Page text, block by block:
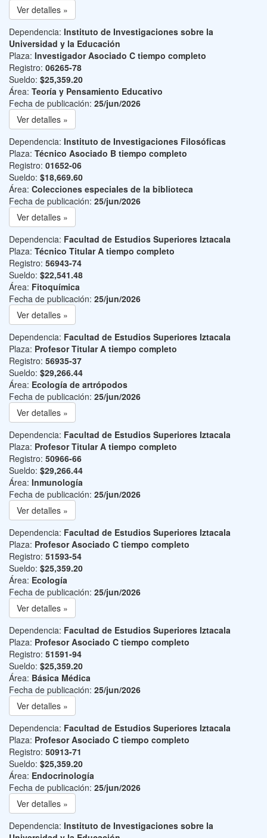
Ver detalles »
Dependencia: Instituto de Investigaciones sobre la
Universidad y la Educación
Plaza: Investigador Asociado C tiempo completo
Registro: 06265-78
Sueldo: $25,359.20
Área: Teoría y Pensamiento Educativo
Fecha de publicación: 25/jun/2026
Ver detalles »
Dependencia: Instituto de Investigaciones Filosóficas
Plaza: Técnico Asociado B tiempo completo
Registro: 01652-06
Sueldo: $18,669.60
Área: Colecciones especiales de la biblioteca
Fecha de publicación: 25/jun/2026
Ver detalles »
Dependencia: Facultad de Estudios Superiores Iztacala
Plaza: Técnico Titular A tiempo completo
Registro: 56943-74
Sueldo: $22,541.48
Área: Fitoquímica
Fecha de publicación: 25/jun/2026
Ver detalles »
Dependencia: Facultad de Estudios Superiores Iztacala
Plaza: Profesor Titular A tiempo completo
Registro: 56935-37
Sueldo: $29,266.44
Área: Ecología de artrópodos
Fecha de publicación: 25/jun/2026
Ver detalles »
Dependencia: Facultad de Estudios Superiores Iztacala
Plaza: Profesor Titular A tiempo completo
Registro: 50966-66
Sueldo: $29,266.44
Área: Inmunología
Fecha de publicación: 25/jun/2026
Ver detalles »
Dependencia: Facultad de Estudios Superiores Iztacala
Plaza: Profesor Asociado C tiempo completo
Registro: 51593-54
Sueldo: $25,359.20
Área: Ecología
Fecha de publicación: 25/jun/2026
Ver detalles »
Dependencia: Facultad de Estudios Superiores Iztacala
Plaza: Profesor Asociado C tiempo completo
Registro: 51591-94
Sueldo: $25,359.20
Área: Básica Médica
Fecha de publicación: 25/jun/2026
Ver detalles »
Dependencia: Facultad de Estudios Superiores Iztacala
Plaza: Profesor Asociado C tiempo completo
Registro: 50913-71
Sueldo: $25,359.20
Área: Endocrinología
Fecha de publicación: 25/jun/2026
Ver detalles »
Dependencia: Instituto de Investigaciones sobre la